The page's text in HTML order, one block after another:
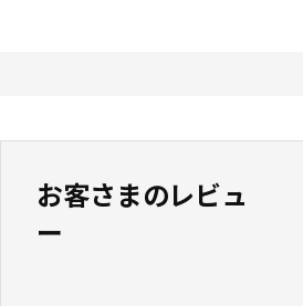
お客さまのレビュ
ー